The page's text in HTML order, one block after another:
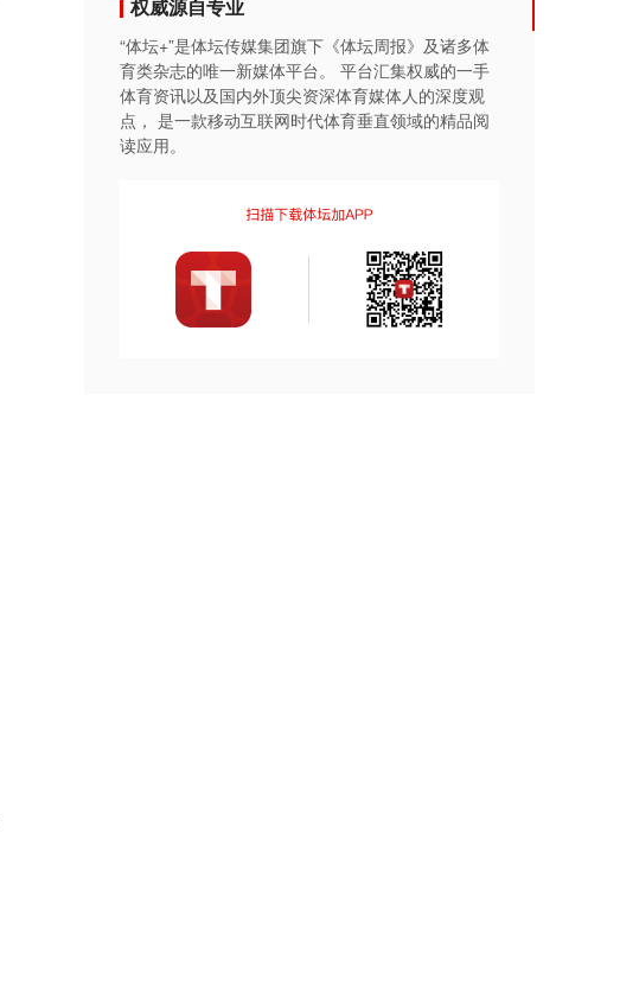
权威源自专业
“体坛+”是体坛传媒集团旗下《体坛周报》及诸多体
育类杂志的唯一新媒体平台。 平台汇集权威的一手
体育资讯以及国内外顶尖资深体育媒体人的深度观
点， 是一款移动互联网时代体育垂直领域的精品阅
读应用。